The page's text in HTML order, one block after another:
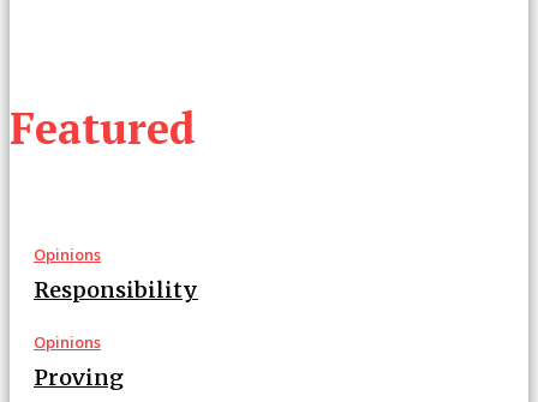
Featured
Opinions
Responsibility
Opinions
Proving